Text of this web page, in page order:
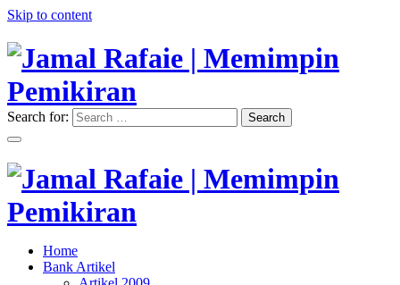
Skip to content
Jamal Rafaie | Memimpin
Pemikiran
"Memimpin Pemikiran"
Search for: Search
Jamal Rafaie | Memimpin
"Memimpin Pemikiran"
Home
Bank Artikel